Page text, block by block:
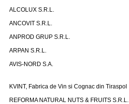
ALCOLUX S.R.L.
ANCOVIT S.R.L.
ANPROD GRUP S.R.L.
ARPAN S.R.L.
AVIS-NORD S.A.
KVINT, Fabrica de Vin si Cognac din Tiraspol
REFORMA NATURAL NUTS & FRUITS S.R.L.